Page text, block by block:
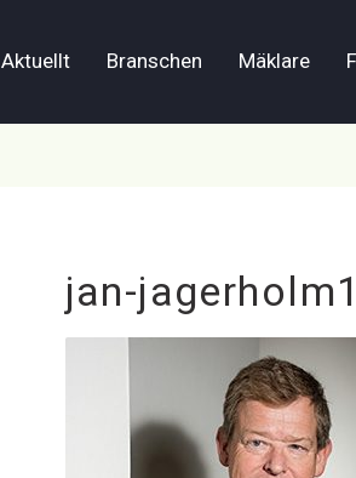
Aktuellt Branschen Mäklare
jan-jagerholm1